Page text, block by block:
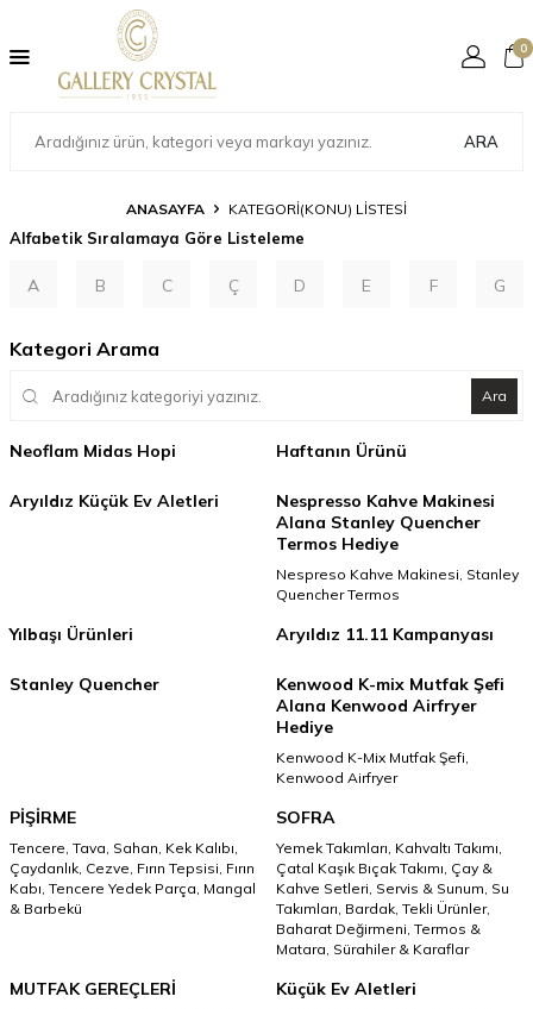
ARA
0
ANASAYFA KATEGORI(KONU) LISTESI
Alfabetik Sıralamaya Göre Listeleme
A B C Ç D E F G
Kategori Arama
Ara
Neoflam Midas Hopi Haftanın Ürünü
Aryıldız Küçük Ev Aletleri
Nespresso Kahve Makinesi
Alana Stanley Quencher
Termos Hediye
Nespreso Kahve Makinesi, Stanley
Quencher Termos
Yılbaşı Ürünleri Aryıldız 11.11 Kampanyası
Stanley Quencher
Kenwood K-mix Mutfak Şefi
Alana Kenwood Airfryer
Hediye
Kenwood K-Mix Mutfak Şefi,
Kenwood Airfryer
PİŞİRME
Tencere, Tava, Sahan, Kek Kalıbı,
Çaydanlık, Cezve, Fırın Tepsisi, Fırın
Kabı, Tencere Yedek Parça, Mangal
& Barbekü
SOFRA
Yemek Takımları, Kahvaltı Takımı,
Çatal Kaşık Bıçak Takımı, Çay &
Kahve Setleri, Servis & Sunum, Su
Takımları, Bardak, Tekli Ürünler,
Baharat Değirmeni, Termos &
Matara, Sürahiler & Karaflar
MUTFAK GEREÇLERİ Küçük Ev Aletleri